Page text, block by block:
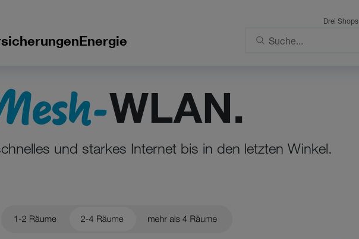
Drei Shops
Energie
WLAN.
und starkes Internet bis in den letzten Winkel.